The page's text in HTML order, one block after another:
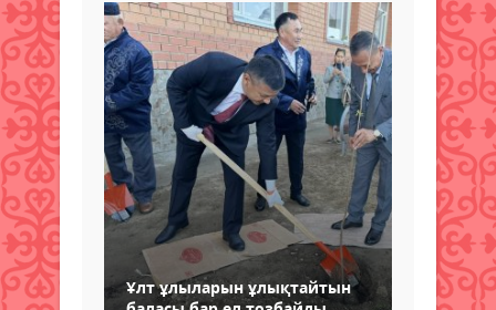
Ұлт ұлыларын ұлықтайтын